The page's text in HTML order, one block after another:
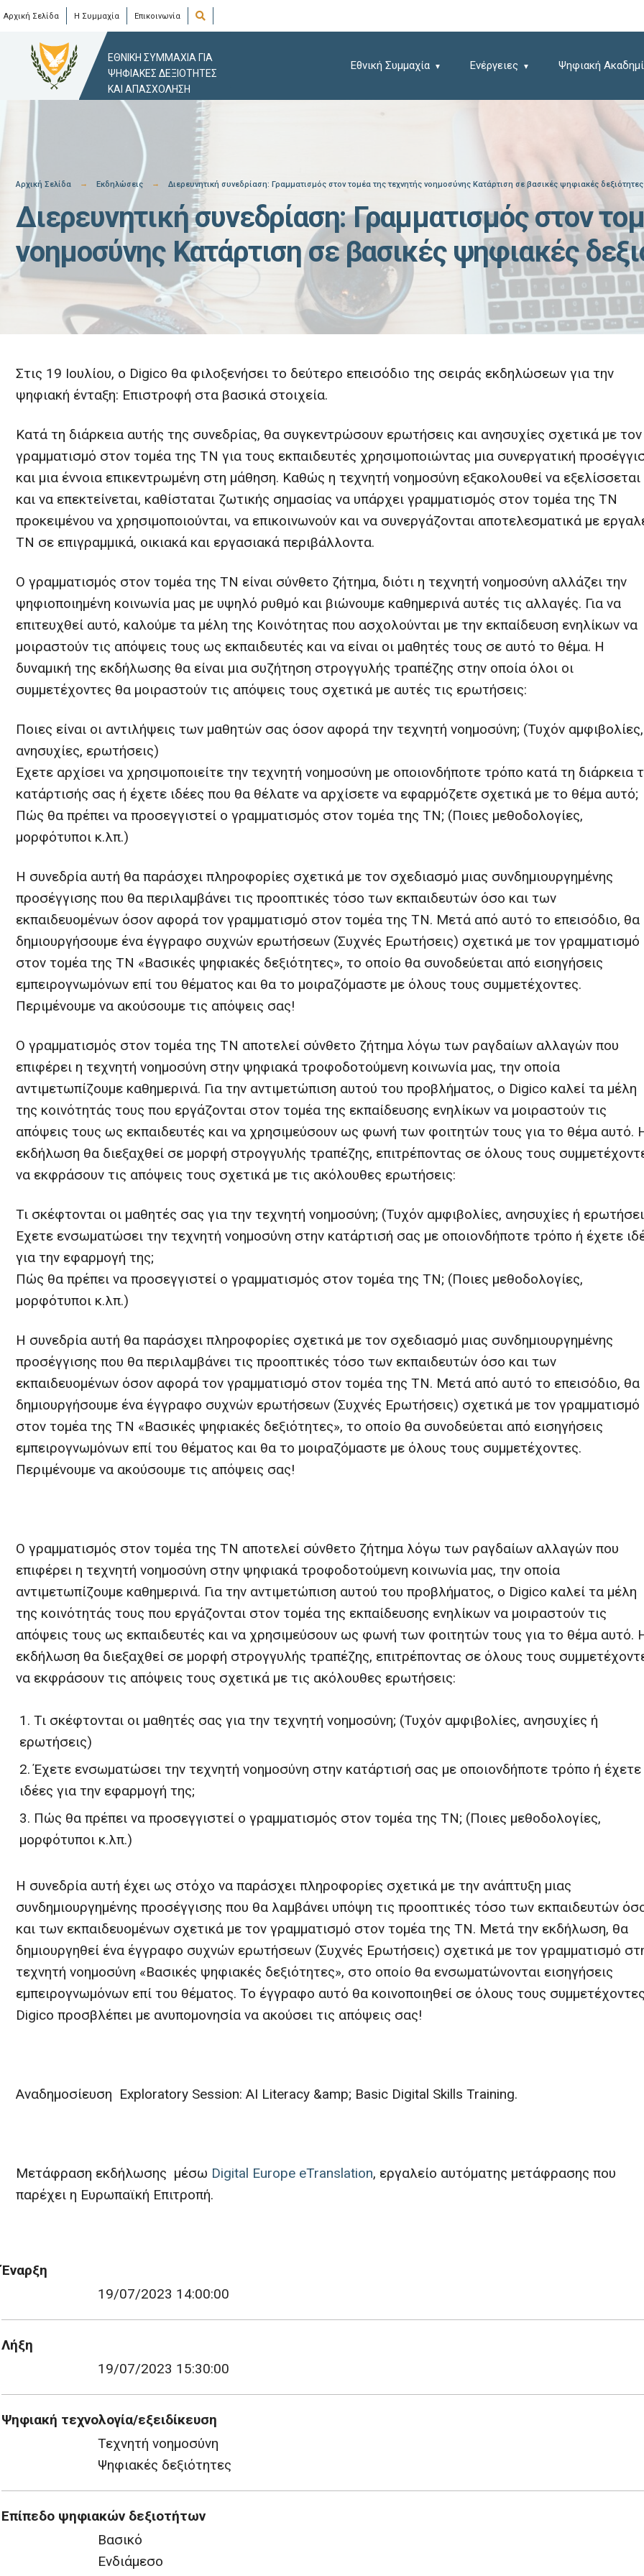
Skip
content
Αρχική Σελίδα Η Συμμαχία Επικοινωνία
Search
Window
ΕΘΝΙΚΗ ΣΥΜΜΑΧΙΑ ΓΙΑ
ΨΗΦΙΑΚΕΣ ΔΕΞΙΟΤΗΤΕΣ
ΚΑΙ ΑΠΑΣΧΟΛΗΣΗ
Εθνική Συμμαχία Ενέργειες Ψηφιακή
Αρχική Σελίδα Εκδηλώσεις Διερευνητική συνεδρίαση: Γραμματισμός στον τομέα της τεχνητής νοημοσύνης Κατάρτιση σε βασικές ψηφιακές δεξιότητες
Διερευνητική συνεδρίαση: Γραμματισμός στον
νοημοσύνης Κατάρτιση σε βασικές ψηφιακές
Στις 19 Ιουλίου, ο Digico θα φιλοξενήσει το δεύτερο επεισόδιο της σειράς εκδηλώσεων για την
ψηφιακή ένταξη: Επιστροφή στα βασικά στοιχεία.
Κατά τη διάρκεια αυτής της συνεδρίας, θα συγκεντρώσουν ερωτήσεις και ανησυχίες σχετικά με τον
γραμματισμό στον τομέα της ΤΝ για τους εκπαιδευτές χρησιμοποιώντας μια συνεργατική
και μια έννοια επικεντρωμένη στη μάθηση. Καθώς η τεχνητή νοημοσύνη εξακολουθεί να εξελίσσεται
και να επεκτείνεται, καθίσταται ζωτικής σημασίας να υπάρχει γραμματισμός στον τομέα της ΤΝ
προκειμένου να χρησιμοποιούνται, να επικοινωνούν και να συνεργάζονται αποτελεσματικά με
ΤΝ σε επιγραμμικά, οικιακά και εργασιακά περιβάλλοντα.
Ο γραμματισμός στον τομέα της ΤΝ είναι σύνθετο ζήτημα, διότι η τεχνητή νοημοσύνη αλλάζει την
ψηφιοποιημένη κοινωνία μας με υψηλό ρυθμό και βιώνουμε καθημερινά αυτές τις αλλαγές. Για να
επιτευχθεί αυτό, καλούμε τα μέλη της Κοινότητας που ασχολούνται με την εκπαίδευση ενηλίκων να
μοιραστούν τις απόψεις τους ως εκπαιδευτές και να είναι οι μαθητές τους σε αυτό το θέμα. Η
δυναμική της εκδήλωσης θα είναι μια συζήτηση στρογγυλής τραπέζης στην οποία όλοι οι
συμμετέχοντες θα μοιραστούν τις απόψεις τους σχετικά με αυτές τις ερωτήσεις:
Ποιες είναι οι αντιλήψεις των μαθητών σας όσον αφορά την τεχνητή νοημοσύνη; (Τυχόν αμφιβολίες,
ανησυχίες, ερωτήσεις)
Έχετε αρχίσει να χρησιμοποιείτε την τεχνητή νοημοσύνη με οποιονδήποτε τρόπο κατά τη διάρκεια
κατάρτισής σας ή έχετε ιδέες που θα θέλατε να αρχίσετε να εφαρμόζετε σχετικά με το θέμα αυτό;
Πώς θα πρέπει να προσεγγιστεί ο γραμματισμός στον τομέα της ΤΝ; (Ποιες μεθοδολογίες,
μορφότυποι κ.λπ.)
Η συνεδρία αυτή θα παράσχει πληροφορίες σχετικά με τον σχεδιασμό μιας συνδημιουργημένης
προσέγγισης που θα περιλαμβάνει τις προοπτικές τόσο των εκπαιδευτών όσο και των
εκπαιδευομένων όσον αφορά τον γραμματισμό στον τομέα της ΤΝ. Μετά από αυτό το επεισόδιο, θα
δημιουργήσουμε ένα έγγραφο συχνών ερωτήσεων (Συχνές Ερωτήσεις) σχετικά με τον γραμματισμό
στον τομέα της ΤΝ «Βασικές ψηφιακές δεξιότητες», το οποίο θα συνοδεύεται από εισηγήσεις
εμπειρογνωμόνων επί του θέματος και θα το μοιραζόμαστε με όλους τους συμμετέχοντες.
Περιμένουμε να ακούσουμε τις απόψεις σας!
Ο γραμματισμός στον τομέα της ΤΝ αποτελεί σύνθετο ζήτημα λόγω των ραγδαίων αλλαγών που
επιφέρει η τεχνητή νοημοσύνη στην ψηφιακά τροφοδοτούμενη κοινωνία μας, την οποία
αντιμετωπίζουμε καθημερινά. Για την αντιμετώπιση αυτού του προβλήματος, ο Digico καλεί τα μέλη
της κοινότητάς τους που εργάζονται στον τομέα της εκπαίδευσης ενηλίκων να μοιραστούν τις
απόψεις τους ως εκπαιδευτές και να χρησιμεύσουν ως φωνή των φοιτητών τους για το θέμα αυτό.
εκδήλωση θα διεξαχθεί σε μορφή στρογγυλής τραπέζης, επιτρέποντας σε όλους τους
να εκφράσουν τις απόψεις τους σχετικά με τις ακόλουθες ερωτήσεις:
Τι σκέφτονται οι μαθητές σας για την τεχνητή νοημοσύνη; (Τυχόν αμφιβολίες, ανησυχίες ή
Έχετε ενσωματώσει την τεχνητή νοημοσύνη στην κατάρτισή σας με οποιονδήποτε τρόπο ή έχετε
για την εφαρμογή της;
Πώς θα πρέπει να προσεγγιστεί ο γραμματισμός στον τομέα της ΤΝ; (Ποιες μεθοδολογίες,
μορφότυποι κ.λπ.)
Η συνεδρία αυτή θα παράσχει πληροφορίες σχετικά με τον σχεδιασμό μιας συνδημιουργημένης
προσέγγισης που θα περιλαμβάνει τις προοπτικές τόσο των εκπαιδευτών όσο και των
εκπαιδευομένων όσον αφορά τον γραμματισμό στον τομέα της ΤΝ. Μετά από αυτό το επεισόδιο, θα
δημιουργήσουμε ένα έγγραφο συχνών ερωτήσεων (Συχνές Ερωτήσεις) σχετικά με τον γραμματισμό
στον τομέα της ΤΝ «Βασικές ψηφιακές δεξιότητες», το οποίο θα συνοδεύεται από εισηγήσεις
εμπειρογνωμόνων επί του θέματος και θα το μοιραζόμαστε με όλους τους συμμετέχοντες.
Περιμένουμε να ακούσουμε τις απόψεις σας!
Ο γραμματισμός στον τομέα της ΤΝ αποτελεί σύνθετο ζήτημα λόγω των ραγδαίων αλλαγών που
επιφέρει η τεχνητή νοημοσύνη στην ψηφιακά τροφοδοτούμενη κοινωνία μας, την οποία
αντιμετωπίζουμε καθημερινά. Για την αντιμετώπιση αυτού του προβλήματος, ο Digico καλεί τα μέλη
της κοινότητάς τους που εργάζονται στον τομέα της εκπαίδευσης ενηλίκων να μοιραστούν τις
απόψεις τους ως εκπαιδευτές και να χρησιμεύσουν ως φωνή των φοιτητών τους για το θέμα αυτό.
εκδήλωση θα διεξαχθεί σε μορφή στρογγυλής τραπέζης, επιτρέποντας σε όλους τους
να εκφράσουν τις απόψεις τους σχετικά με τις ακόλουθες ερωτήσεις:
Τι σκέφτονται οι μαθητές σας για την τεχνητή νοημοσύνη; (Τυχόν αμφιβολίες, ανησυχίες ή
ερωτήσεις)
Έχετε ενσωματώσει την τεχνητή νοημοσύνη στην κατάρτισή σας με οποιονδήποτε τρόπο ή έχετε
ιδέες για την εφαρμογή της;
Πώς θα πρέπει να προσεγγιστεί ο γραμματισμός στον τομέα της ΤΝ; (Ποιες μεθοδολογίες,
μορφότυποι κ.λπ.)
Η συνεδρία αυτή έχει ως στόχο να παράσχει πληροφορίες σχετικά με την ανάπτυξη μιας
συνδημιουργημένης προσέγγισης που θα λαμβάνει υπόψη τις προοπτικές τόσο των εκπαιδευτών
και των εκπαιδευομένων σχετικά με τον γραμματισμό στον τομέα της ΤΝ. Μετά την εκδήλωση, θα
δημιουργηθεί ένα έγγραφο συχνών ερωτήσεων (Συχνές Ερωτήσεις) σχετικά με τον γραμματισμό
τεχνητή νοημοσύνη «Βασικές ψηφιακές δεξιότητες», στο οποίο θα ενσωματώνονται εισηγήσεις
εμπειρογνωμόνων επί του θέματος. Το έγγραφο αυτό θα κοινοποιηθεί σε όλους τους
Digico προσβλέπει με ανυπομονησία να ακούσει τις απόψεις σας!
Αναδημοσίευση Exploratory Session: AI Literacy &amp; Basic Digital Skills Training.
Μετάφραση εκδήλωσης μέσω Digital Europe eTranslation, εργαλείο αυτόματης μετάφρασης που
παρέχει η Ευρωπαϊκή Επιτροπή.
Έναρξη
19/07/2023 14:00:00
Λήξη
19/07/2023 15:30:00
Ψηφιακή τεχνολογία/εξειδίκευση
Τεχνητή νοημοσύνη
Ψηφιακές δεξιότητες
Επίπεδο ψηφιακών δεξιοτήτων
Βασικό
Ενδιάμεσο